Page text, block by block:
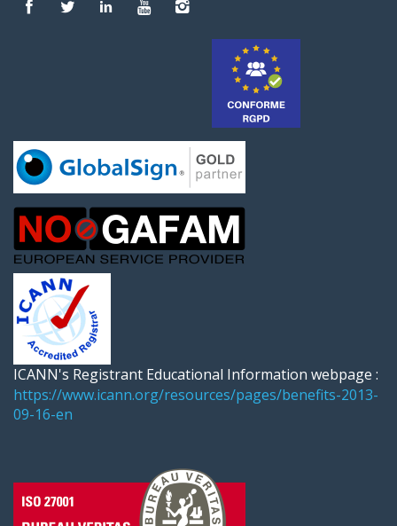
ICANN's Registrant Educational Information webpage :
https://www.icann.org/resources/pages/benefits-2013-
09-16-en